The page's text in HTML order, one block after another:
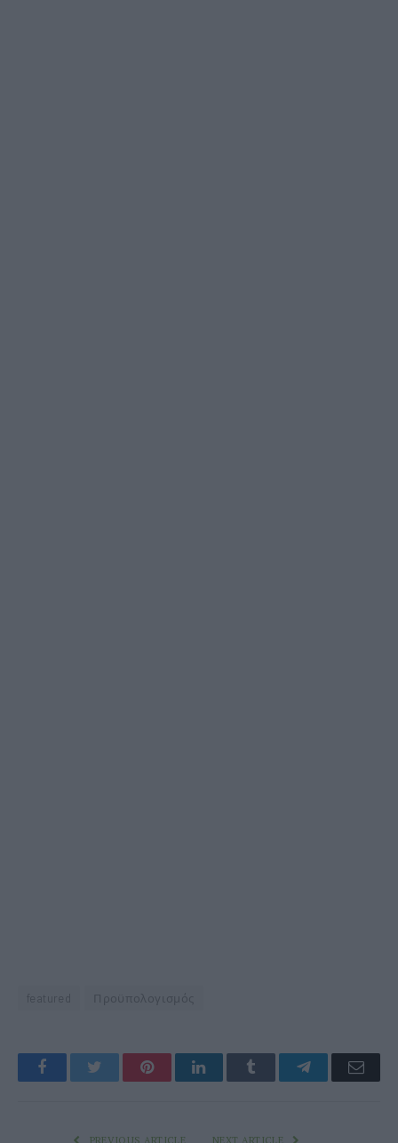
Προϋπολογισμός
Facebook Twitter PinterestLinkedIn Tumblr Telegram